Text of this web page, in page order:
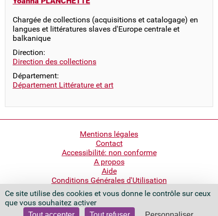
Ce site utilise des cookies et vous donne le contrôle sur ceux
que vous souhaitez activer
Chargée de collections (acquisitions et catalogage) en
langues et littératures slaves d'Europe centrale et
balkanique
Direction:
Direction des collections
Département:
Département Littérature et art
Mentions légales
Contact
Accessibilité: non conforme
A propos
Aide
Conditions Générales d'Utilisation
Bibliothèque nationale de France
Quai François Mauriac
75706 Paris Cedex 13 - France